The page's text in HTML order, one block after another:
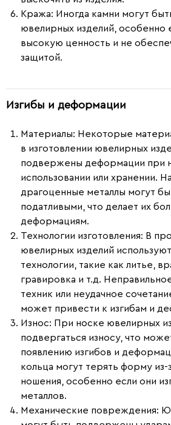
Кража: Иногда камни могут
ювелирных изделий, особенно
высокую ценность и не
защитой.
Изгибы и деформации
Материалы: Некоторые
в изготовлении ювелирных
подвержены деформации при
использовании или хранении.
драгоценные металлы могут
податливыми, что делает их
деформациям.
Технологии изготовления: В
ювелирных изделий
технологии, такие как литье,
гравировка и т.д.
техник или неудачное
может привести к изгибам и
Износ: При носке ювелирных
подвергаться износу, что
появлению изгибов и
кольца могут терять форму из-
ношения, особенно если они
металлов.
Механические повреждения: